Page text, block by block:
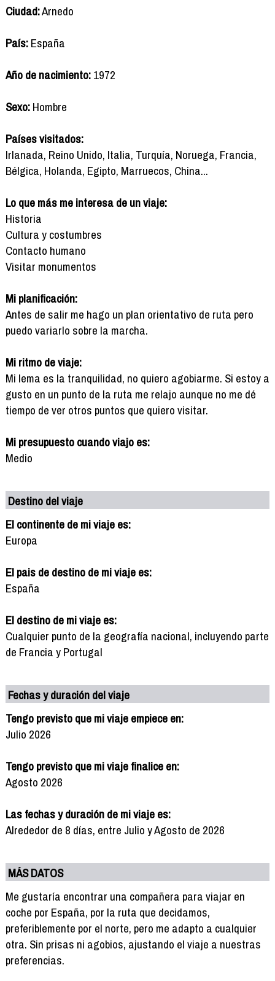
Ciudad:Arnedo
País:España
Año de nacimiento:1972
Sexo:Hombre
Países visitados:
Irlanada, Reino Unido, Italia, Turquía, Noruega, Francia,
Bélgica, Holanda, Egipto, Marruecos, China...
Lo que más me interesa de un viaje:
Historia
Cultura y costumbres
Contacto humano
Visitar monumentos
Mi planificación:
Antes de salir me hago un plan orientativo de ruta pero
puedo variarlo sobre la marcha.
Mi ritmo de viaje:
Mi lema es la tranquilidad, no quiero agobiarme. Si estoy a
gusto en un punto de la ruta me relajo aunque no me dé
tiempo de ver otros puntos que quiero visitar.
Mi presupuesto cuando viajo es:
Medio
Destino del viaje
El continente de mi viaje es:
Europa
El pais de destino de mi viaje es:
España
El destino de mi viaje es:
Cualquier punto de la geografía nacional, incluyendo parte
de Francia y Portugal
Fechas y duración del viaje
Tengo previsto que mi viaje empiece en:
Julio 2026
Tengo previsto que mi viaje finalice en:
Agosto 2026
Las fechas y duración de mi viaje es:
Alrededor de 8 días, entre Julio y Agosto de 2026
MÁS DATOS
Me gustaría encontrar una compañera para viajar en
coche por España, por la ruta que decidamos,
preferiblemente por el norte, pero me adapto a cualquier
otra. Sin prisas ni agobios, ajustando el viaje a nuestras
preferencias.